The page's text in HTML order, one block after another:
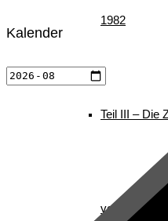
1982
Teil III – Die
von 1982 –
Kalender